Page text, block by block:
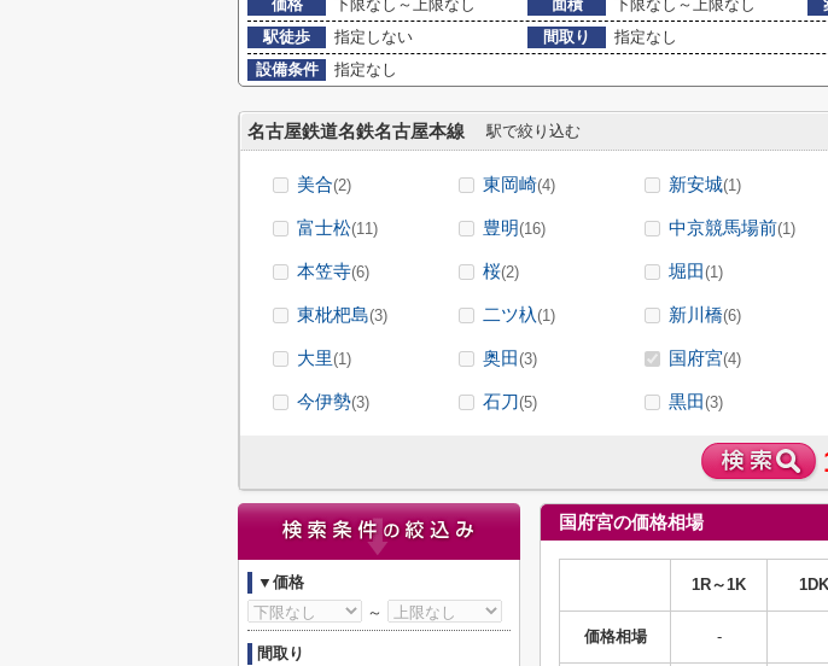
価格
下限なし～上限なし 面積 下限なし～上限なし
駅徒歩
指定しない 間取り
指定なし
設備条件
指定なし
名古屋鉄道名鉄名古屋本線 駅で絞り込む
美合(2) 東岡崎(4) 新安城(1)
富士松(11) 豊明(16) 中京競馬場前(1)
本笠寺(6) 桜(2) 堀田(1)
東枇杷島(3) 二ツ杁(1) 新川橋(6)
大里(1) 奥田(3) 国府宮(4)
今伊勢(3) 石刀(5) 黒田(3)
国府宮の価格相場
1R～1K
価格相場 -
▼価格
～
間取り